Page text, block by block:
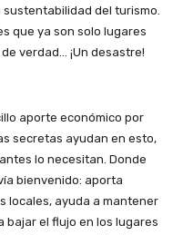
sustentabilidad del turismo.
que ya son solo lugares
verdad… ¡Un desastre!
aporte económico por
secretas ayudan en esto,
lo necesitan. Donde
bienvenido: aporta
locales, ayuda a mantener
bajar el flujo en los lugares